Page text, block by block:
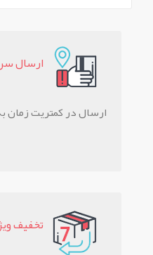
ارسال
ارسال در کمتریت زمان
تخفيف